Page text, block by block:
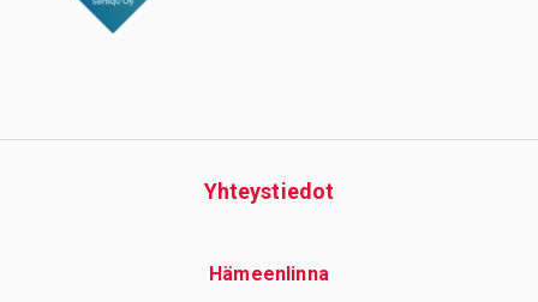
Yhteys­tiedot
Hämeenlinna